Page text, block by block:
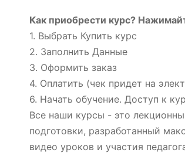
Как приобрести курс?
1. Выбрать Купить курс
2. Заполнить Данные
3. Оформить заказ
4. Оплатить (чек придет на
6. Начать обучение. Доступ к
Все наши курсы - это
подготовки, разработанный
видео уроков и участия